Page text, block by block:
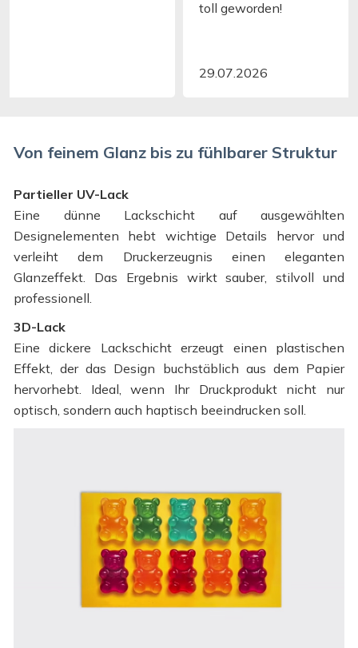
Von feinem Glanz bis zu fühlbarer Struktur
Partieller UV-Lack
Eine dünne Lackschicht auf ausgewählten
Designelementen hebt wichtige Details hervor und
verleiht dem Druckerzeugnis einen eleganten
Glanzeffekt. Das Ergebnis wirkt sauber, stilvoll und
professionell.
3D-Lack
Eine dickere Lackschicht erzeugt einen plastischen
Effekt, der das Design buchstäblich aus dem Papier
hervorhebt. Ideal, wenn Ihr Druckprodukt nicht nur
optisch, sondern auch haptisch beeindrucken soll.